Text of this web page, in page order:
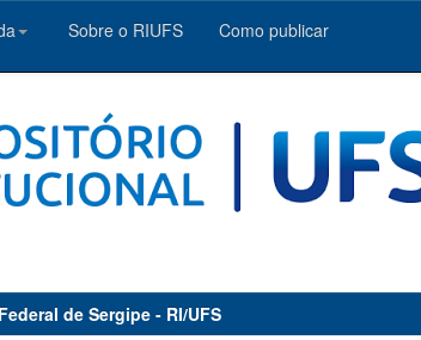
Sobre o RIUFS Como publicar
de Sergipe - RI/UFS